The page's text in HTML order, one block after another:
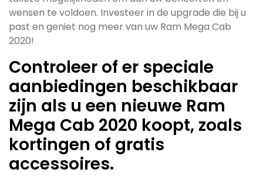
wensen te voldoen. Investeer in de upgrade die bij u
past en geniet nog meer van uw Ram Mega Cab
2020!
Controleer of er speciale
aanbiedingen beschikbaar
zijn als u een nieuwe Ram
Mega Cab 2020 koopt, zoals
kortingen of gratis
accessoires.